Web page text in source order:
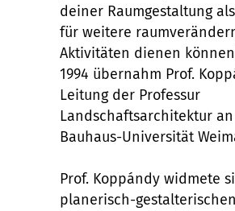
deiner Raumgestaltung
für weitere
Aktivitäten dienen
1994 übernahm Prof.
Leitung der Professur
Landschaftsarchitektur
Bauhaus-Universität
Prof. Koppándy widmete
planerisch-gestalterischen